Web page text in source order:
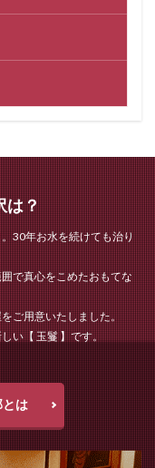
は？
30年お水を続けても治り
で真心をこめたおもてな
ご用意いたしました。
い【 玉鬘 】です。
とは